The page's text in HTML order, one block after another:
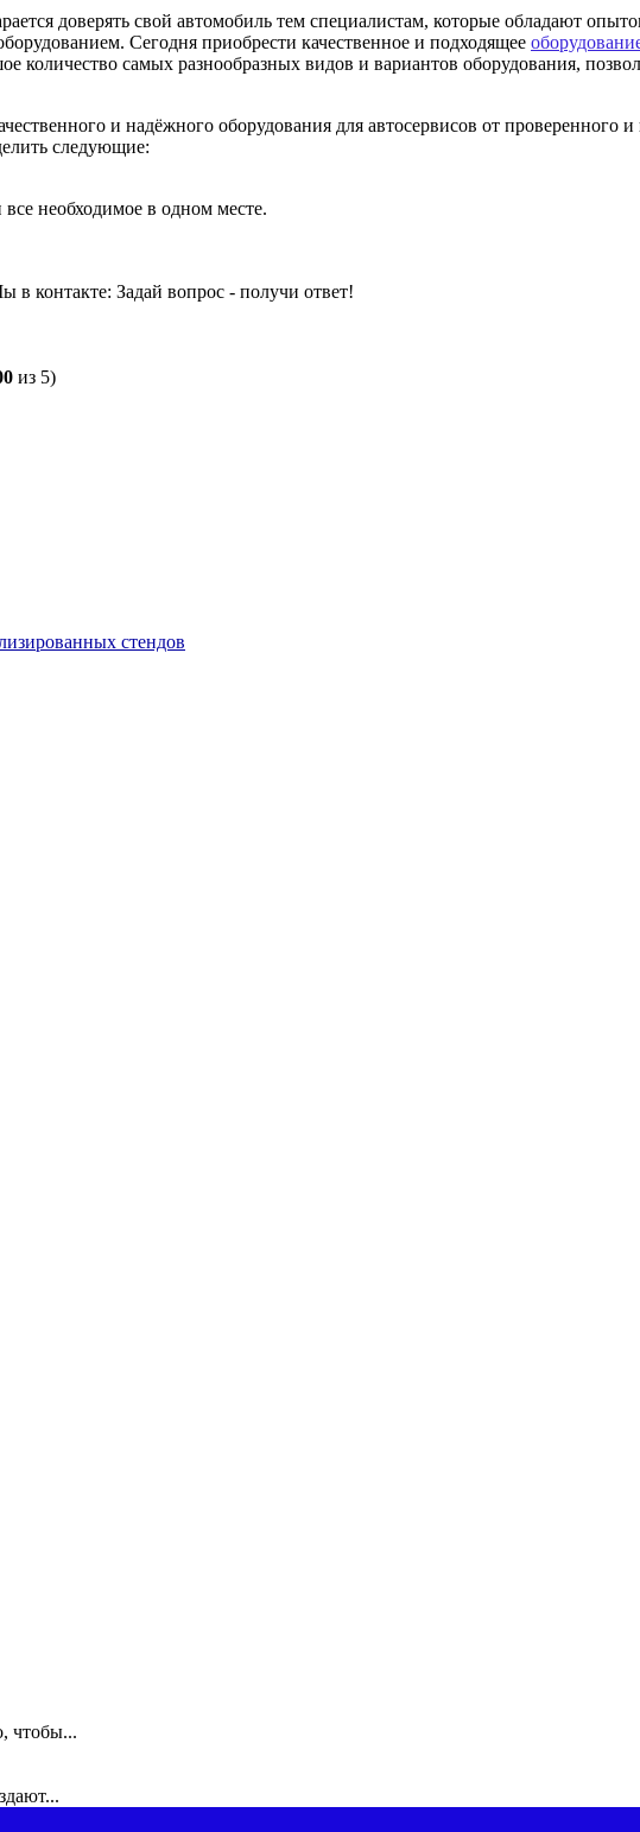
доверять свой автомобиль тем специалистам, которые обладают
Сегодня приобрести качественное и подходящее
количество самых разнообразных видов и вариантов оборудования,
и надёжного оборудования для автосервисов от проверенного
следующие:
необходимое в одном месте.
в контакте: Задай вопрос - получи ответ!
из 5)
стендов
чтобы...